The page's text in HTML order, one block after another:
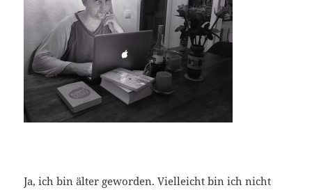
Ja, ich bin älter geworden. Vielleicht bin ich nicht